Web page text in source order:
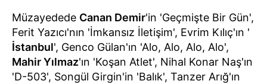
Müzayedede Canan Demir'in 'Geçmişte Bir Gün',
Ferit Yazıcı'nın 'İmkansız İletişim', Evrim Kılıç'ın '
İstanbul', Genco Gülan'ın 'Alo, Alo, Alo, Alo',
Mahir Yılmaz'ın 'Koşan Atlet', Nihal Konar Naş'ın
'D-503', Songül Girgin'in 'Balık', Tanzer Arığ'ın